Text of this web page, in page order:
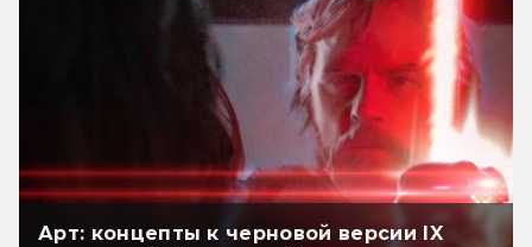
Арт: концепты к черновой версии IX